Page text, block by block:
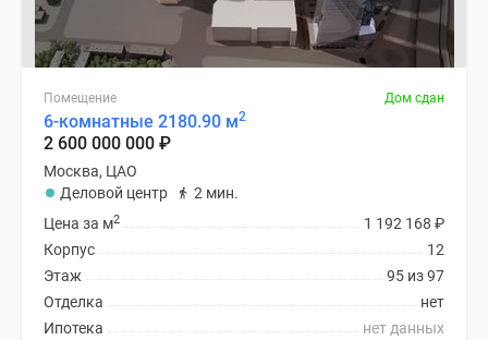
Помещение Дом сдан
6-комнатные 2180.90 м2
2 600 000 000 ₽
Москва, ЦАО
Деловой центр
2 мин.
1 192 168 ₽
Цена за м2
12
Корпус
95 из 97
Этаж
нет
Отделка
нет данных
Ипотека